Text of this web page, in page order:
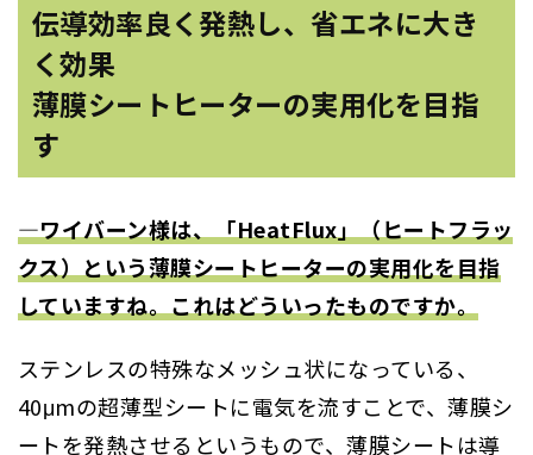
伝導効率良く発熱し、省エネに大き
く効果
薄膜シートヒーターの実用化を目指
す
―ワイバーン様は、「HeatFlux」（ヒートフラッ
クス）という薄膜シートヒーターの実用化を目指
していますね。これはどういったものですか。
ステンレスの特殊なメッシュ状になっている、
40μmの超薄型シートに電気を流すことで、薄膜シ
ートを発熱させるというもので、薄膜シートは導